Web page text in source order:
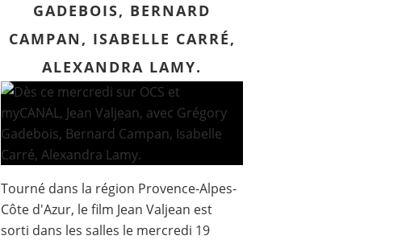
GADEBOIS, BERNARD
CAMPAN, ISABELLE CARRÉ,
ALEXANDRA LAMY.
Tourné dans la région Provence-Alpes-
Côte d'Azur, le film Jean Valjean est
sorti dans les salles le mercredi 19